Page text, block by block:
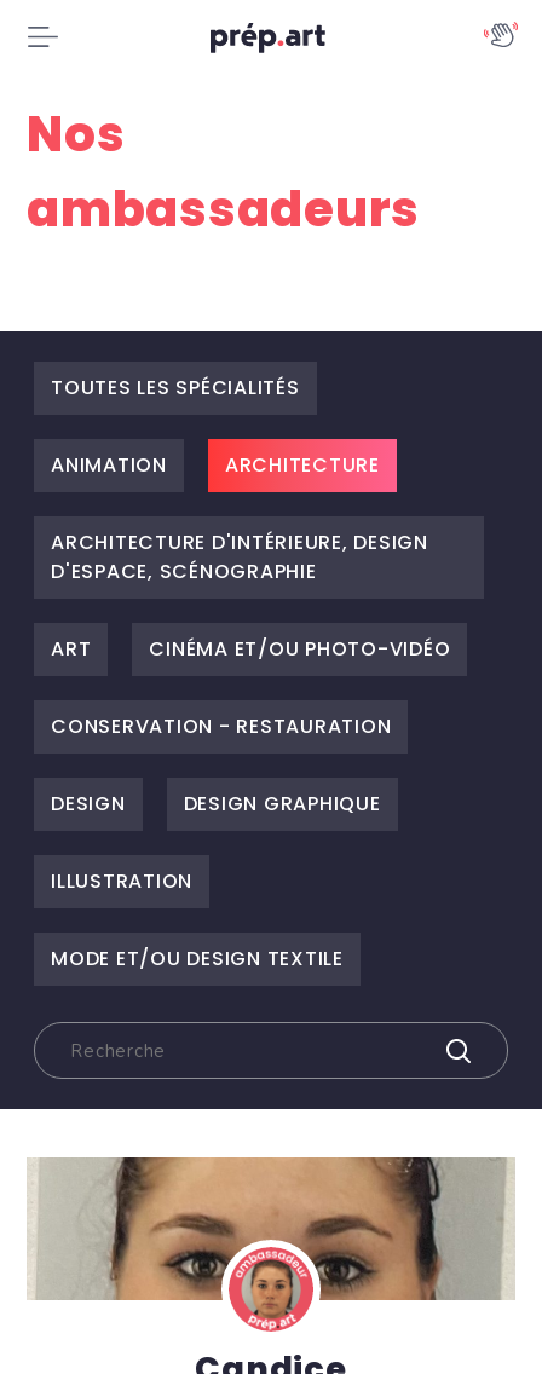
Nos
ambassadeurs
TOUTES LES SPÉCIALITÉS
ANIMATION ARCHITECTURE
ARCHITECTURE D'INTÉRIEURE, DESIGN
D'ESPACE, SCÉNOGRAPHIE
ART CINÉMA ET/OU PHOTO-VIDÉO
CONSERVATION - RESTAURATION
DESIGN DESIGN GRAPHIQUE
ILLUSTRATION
MODE ET/OU DESIGN TEXTILE